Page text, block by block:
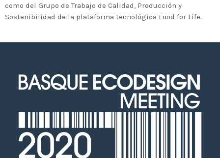
como del Grupo de Trabajo de Calidad, Producción y
Sostenibilidad de la plataforma tecnológica Food for Life.